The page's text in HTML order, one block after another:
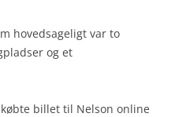
hovedsageligt var to
og et
billet til Nelson online